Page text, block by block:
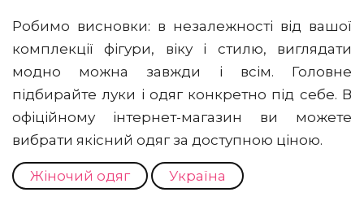
Робимо висновки: в незалежності від вашої
комплекції фігури, віку і стилю, виглядати
модно можна завжди і всім. Головне
підбирайте луки і одяг конкретно під себе. В
офіційному інтернет-магазин ви можете
вибрати якісний одяг за доступною ціною.
Жіночий одяг Україна